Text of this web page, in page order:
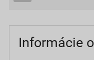
Informácie